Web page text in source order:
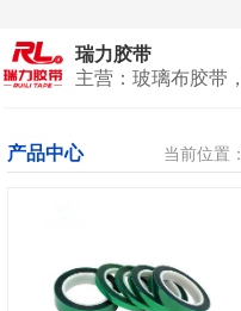
瑞力胶带
产品中心 当前位置：
聚酰亚胺系列
氟龙）
PET高温胶带